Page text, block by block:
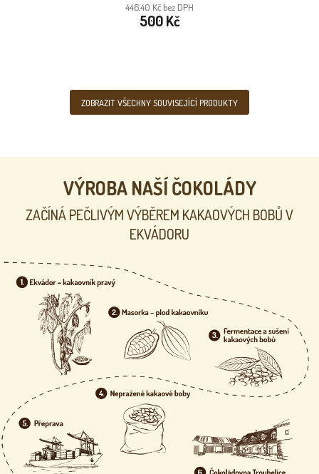
446,40 Kč bez DPH
500 Kč
ZOBRAZIT VŠECHNY SOUVISEJÍCÍ PRODUKTY
VÝROBA NAŠÍ ČOKOLÁDY
ZAČÍNÁ PEČLIVÝM VÝBĚREM KAKAOVÝCH BOBŮ V
EKVÁDORU